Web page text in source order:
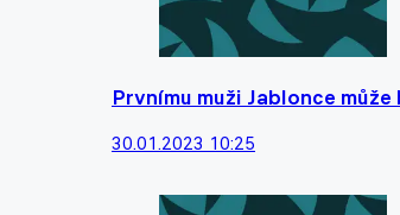
Prvnímu muži Jablonce
30.01.2023 10:25